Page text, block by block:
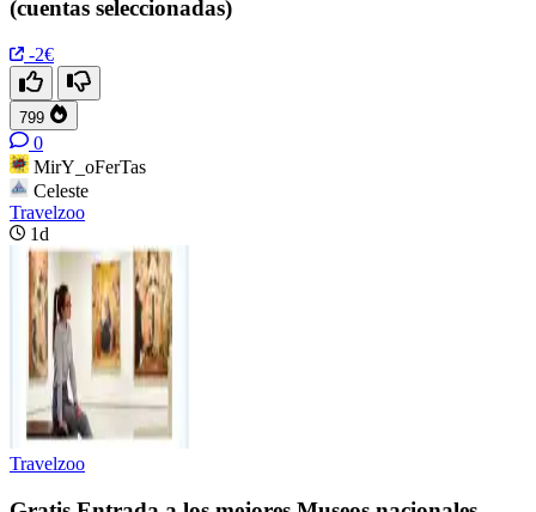
(cuentas seleccionadas)
-2€
799
0
MirY_oFerTas
Celeste
Travelzoo
1d
Travelzoo